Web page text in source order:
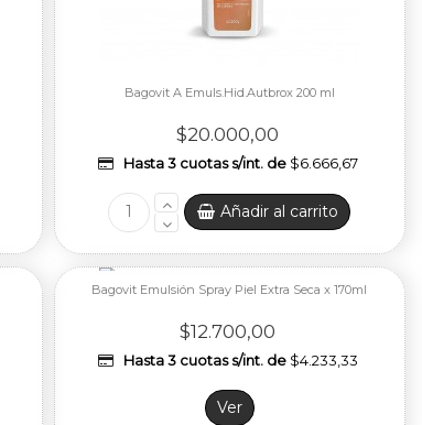
Bagovit A Emuls.Hid.Autbrox 200 ml
$20.000,00
Hasta 3 cuotas s/int. de $6.666,67
Añadir al carrito
Bagovit Emulsión Spray Piel Extra Seca x 170ml
$12.700,00
Hasta 3 cuotas s/int. de $4.233,33
Ver